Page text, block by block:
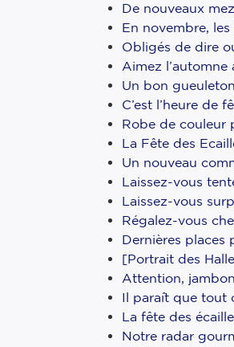
De nouveaux
En novembre,
Obligés de dire
Aimez l’automne
Un bon
C’est l’heure de
Robe de couleur
La Fête des
Un nouveau
Laissez-vous
Laissez-vous
Régalez-vous
Dernières places
[Portrait des
Attention,
Il paraît que tout
La fête des
Notre radar